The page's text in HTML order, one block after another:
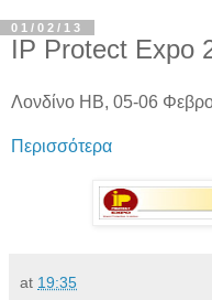
01/02/13
IP Protect Expo
Λονδίνο ΗΒ, 05-06
Περισσότερα
at 19:35